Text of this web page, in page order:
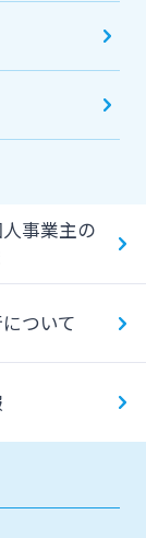
事業主の
ついて